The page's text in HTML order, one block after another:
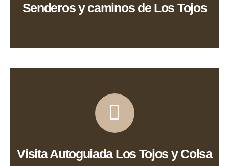
Senderos y caminos de Los Tojos
Visita Autoguiada Los Tojos y Colsa
Ver Ruta